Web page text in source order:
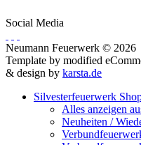
Social Media
Neumann Feuerwerk © 2026
Template by modified
& design by karsta.de
Silvesterfeuerwerk
Alles anzeigen
Neuheiten /